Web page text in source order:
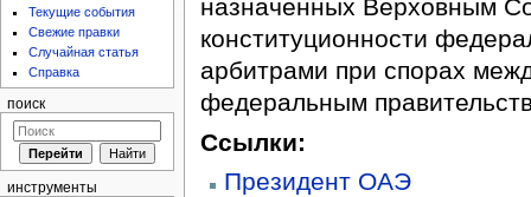
назначенных Верховным
конституционности
арбитрами при спорах
федеральным
Ссылки:
Президент ОАЭ
Текущие события
Свежие правки
Случайная статья
Справка
поиск
инструменты